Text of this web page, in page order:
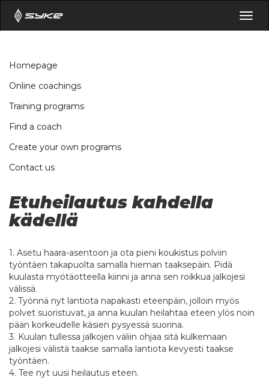
Homepage
Online coachings
Training programs
Find a coach
Create your own programs
Contact us
Etuheilautus kahdella
kädellä
1. Asetu haara-asentoon ja ota pieni koukistus polviin
työntäen takapuolta samalla hieman taaksepäin. Pidä
kuulasta myötäotteella kiinni ja anna sen roikkua jalkojesi
välissä.
2. Työnnä nyt lantiota napakasti eteenpäin, jolloin myös
polvet suoristuvat, ja anna kuulan heilahtaa eteen ylös noin
pään korkeudelle käsien pysyessä suorina.
3. Kuulan tullessa jalkojen väliin ohjaa sitä kulkemaan
jalkojesi välistä taakse samalla lantiota kevyesti taakse
työntäen.
4. Tee nyt uusi heilautus eteen.